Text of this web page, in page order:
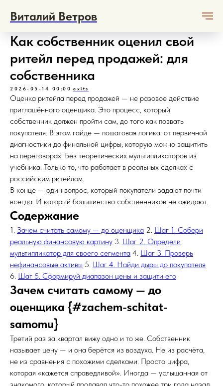
Виталий Ветров
Как собственник оценил свой
ритейл перед продажей: для
собственника
2026-05-14 00:00 exits
Оценка ритейла перед продажей — не разовое действие
приглашённого оценщика. Это процесс, который
собственник должен пройти сам, до того как позвать
покупателя. В этом гайде — пошаговая логика: от первичной
диагностики до финальной цифры, которую можно защитить
на переговорах. Без теоретических мультипликаторов из
учебника. Только то, что работает в реальных сделках с
российским ритейлом.
В конце — один вопрос, который покупатели задают почти
всегда. И который большинство собственников не ожидают.
Содержание
1. Зачем считать самому — до оценщика 2. Шаг 1. Собери
реальную финансовую картину 3. Шаг 2. Определи
мультипликатор для своего сегмента 4. Шаг 3. Проверь
нефинансовые активы 5. Шаг 4. Найди дыры до покупателя
6. Шаг 5. Сформируй диапазон цены и защити его
Зачем считать самому — до
оценщика {#zachem-schitat-
samomu}
Третий раз за квартал вижу одно и то же. Собственник
называет цену — и она берётся из воздуха. Не из расчёта,
не из сравнения с похожими сделками. Просто цифра,
которая «кажется справедливой». Иногда — услышанная от